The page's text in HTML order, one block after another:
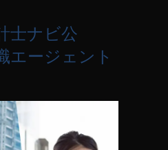
士ナビ公
ージェント